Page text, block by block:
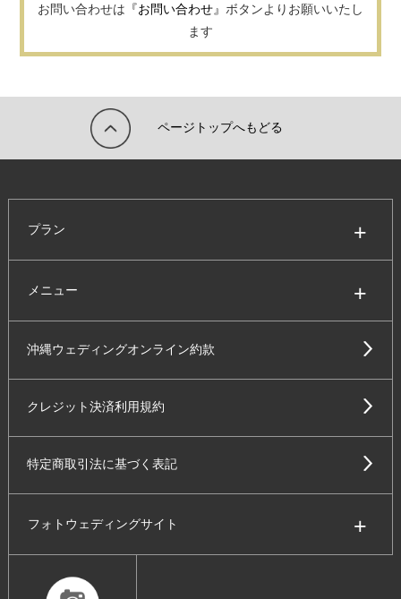
お問い合わせは 『お問い合わせ』 ボタンよりお願いいたし
ます
ページトップへもどる
プラン
メニュー
沖縄ウェディングオンライン約款
クレジット決済利用規約
特定商取引法に基づく表記
フォトウェディングサイト